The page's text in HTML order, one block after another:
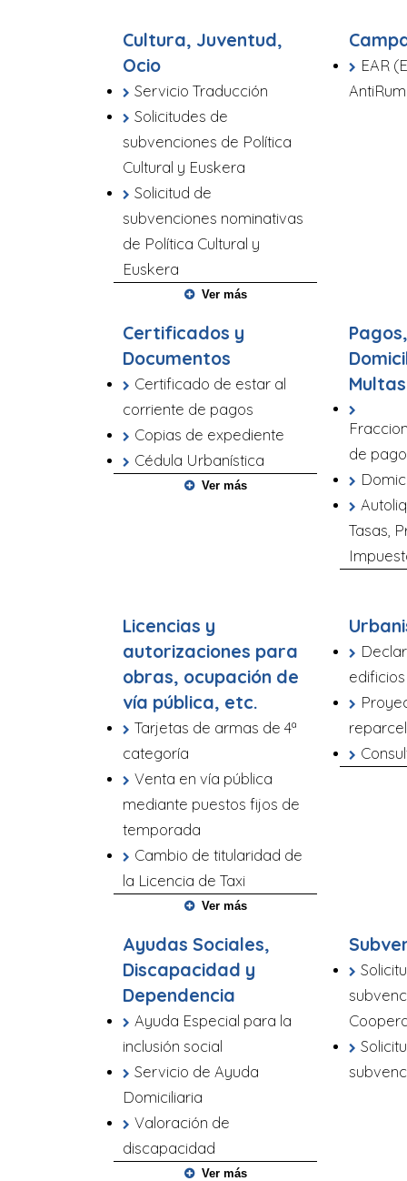
Cultura, Juventud,
Ocio
Servicio Traducción
Solicitudes de
subvenciones de Política
Cultural y Euskera
Solicitud de
subvenciones nominativas
de Política Cultural y
Euskera
Ver más
EAR
Certificados y
Documentos
Certificado de estar al
corriente de pagos
Copias de expediente
Cédula Urbanística
Ver más
Multas
de pago
Tasas,
Licencias y
autorizaciones para
obras, ocupación de
vía pública, etc.
Tarjetas de armas de 4ª
categoría
Venta en vía pública
mediante puestos fijos de
temporada
Cambio de titularidad de
la Licencia de Taxi
Ver más
edificios
Ayudas Sociales,
Discapacidad y
Dependencia
Ayuda Especial para la
inclusión social
Servicio de Ayuda
Domiciliaria
Valoración de
discapacidad
Ver más